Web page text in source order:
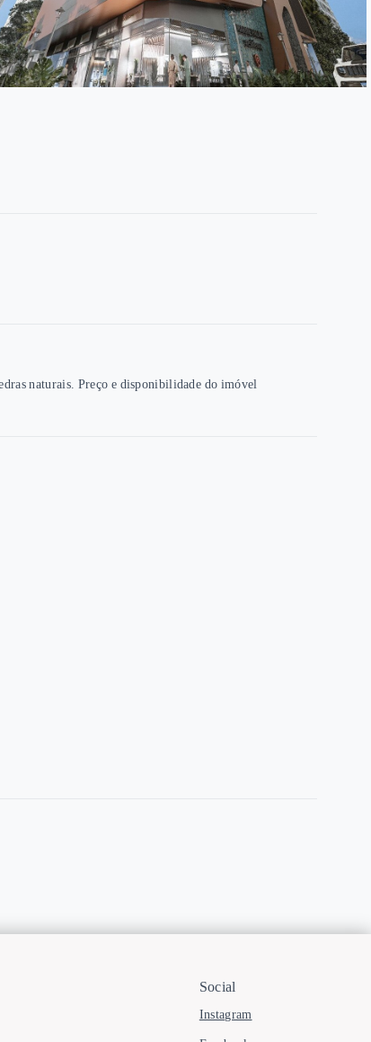
naturais. Preço e disponibilidade do imóvel
Social
Instagram